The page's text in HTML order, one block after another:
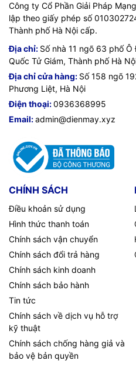
Công ty Cổ Phần Giải Pháp
lập theo giấy phép số
Thành phố Hà Nội cấp.
Địa chỉ: Số nhà 11 ngõ 63 phố
Quốc Tử Giám, Thành phố Hà
Địa chỉ cửa hàng: Số 158 ngõ
Phương Liệt, Hà Nội
Điện thoại:0936368995
Email:admin@dienmay.xyz
CHÍNH SÁCH
Điều khoản sử dụng
Hình thức thanh toán
Chính sách vận chuyển
Chính sách đổi trả hàng
Chính sách kinh doanh
Chính sách bảo hành
Tin tức
Chính sách về dịch vụ hỗ trợ
kỹ thuật
Chính sách chống hàng giả và
bảo vệ bản quyền